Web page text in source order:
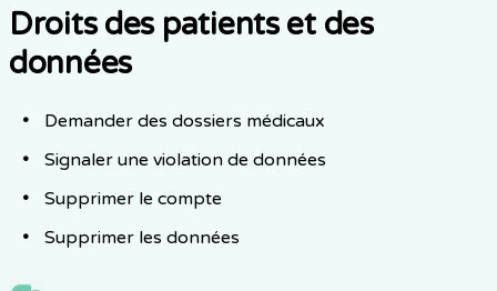
Droits des patients et des
données
Demander des dossiers médicaux
Signaler une violation de données
Supprimer le compte
Supprimer les données